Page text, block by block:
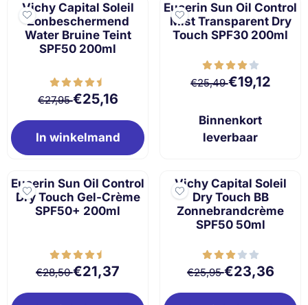
Vichy Capital Soleil
Zonbeschermend
Water Bruine Teint
SPF50 200ml
Van 27,95 voor 25,16
€27,95€25,16
In winkelmand
Eucerin Sun Oil Control
Mist Transparent Dry
Touch SPF30 200ml
Van 25,49 voor
€25,49€19,12
Binnenkort
leverbaar
Eucerin Sun Oil Control
Dry Touch Gel-Crème
SPF50+ 200ml
Van 28,50 voor 21,37
€28,50€21,37
Vichy Capital Soleil
Dry Touch BB
Zonnebrandcrème
SPF50 50ml
Van 25,95 voor
€25,95€23,36